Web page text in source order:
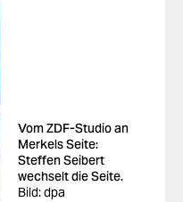
Vom ZDF-Studio an
Merkels Seite:
Steffen Seibert
wechselt die Seite.
Bild: dpa